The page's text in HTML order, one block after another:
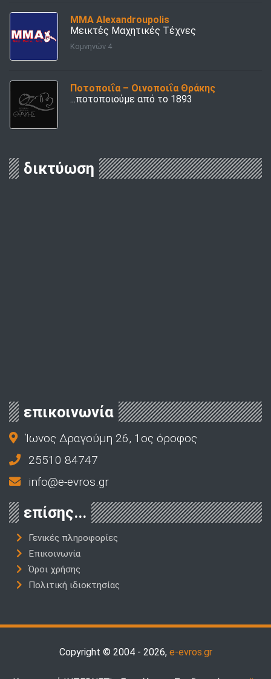
ΜΜΑ Alexandroupolis
Μεικτές Μαχητικές Τέχνες
Κομνηνών 4
Ποτοποιΐα – Οινοποιΐα Θράκης
...ποτοποιούμε από το 1893
δικτύωση
επικοινωνία
Ίωνος Δραγούμη 26, 1ος όροφος
25510 84747
info@e-evros.gr
επίσης...
Γενικές πληροφορίες
Επικοινωνία
Όροι χρήσης
Πολιτική ιδιοκτησίας
Copyright © 2004 - 2026, e-evros.gr